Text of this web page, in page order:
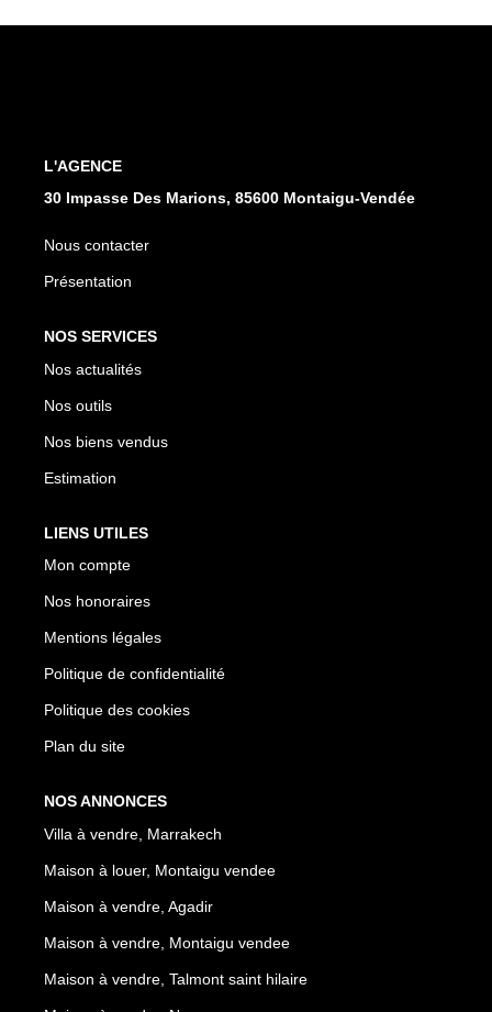
L'AGENCE
30 Impasse Des Marions, 85600 Montaigu-Vendée
Nous contacter
Présentation
NOS SERVICES
Nos actualités
Nos outils
Nos biens vendus
Estimation
LIENS UTILES
Mon compte
Nos honoraires
Mentions légales
Politique de confidentialité
Politique des cookies
Plan du site
NOS ANNONCES
Villa à vendre, Marrakech
Maison à louer, Montaigu vendee
Maison à vendre, Agadir
Maison à vendre, Montaigu vendee
Maison à vendre, Talmont saint hilaire